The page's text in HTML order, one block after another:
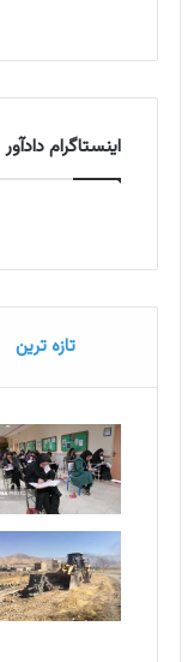
اینستاگرام دادآور
تازه ترین